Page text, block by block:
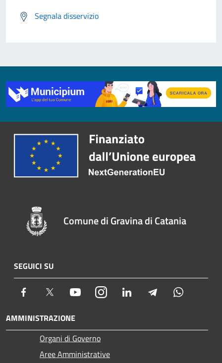
Segnala disservizio
Comune di Gravina di Catania
SEGUICI SU
Facebook Twitter YoutubeInstagram LinkedIn Telegram
AMMINISTRAZIONE
Organi di Governo
Aree Amministrative